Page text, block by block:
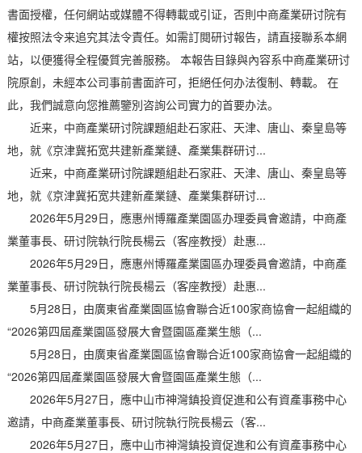
書面授權，任何網站或媒體不得轉載或引证，否則中商產業研讨院有
權按照法令来追究其法令責任。如需訂閱研讨報告，請直接聯系本網
站，以便獲得全程優質完善服務。 本報告目錄與內容系中商產業研讨
院原創，未經本公司事前書面許可，拒絕任何办法復制、轉載。 在
此，我們誠意向您推薦鑒別咨詢公司實力的首要办法。
近来，中商產業研讨院課題組赴石家莊、天津、唐山、秦皇島等
地，就《京津冀拓宽共建新產業鏈、產業集群研讨...
近来，中商產業研讨院課題組赴石家莊、天津、唐山、秦皇島等
地，就《京津冀拓宽共建新產業鏈、產業集群研讨...
2026年5月29日，應惠州博羅產業園區办理委員會邀請，中商產
業董事長、研讨院執行院長楊云（客座教授）赴惠...
2026年5月29日，應惠州博羅產業園區办理委員會邀請，中商產
業董事長、研讨院執行院長楊云（客座教授）赴惠...
5月28日，由廣東省產業園區協會聯合近100家商協會一起組織的
“2026第四屆產業園區發展大會暨園區產業生態（...
5月28日，由廣東省產業園區協會聯合近100家商協會一起組織的
“2026第四屆產業園區發展大會暨園區產業生態（...
2026年5月27日，應中山市神灣鎮投資促進和公有資產事務中心
邀請，中商產業董事長、研讨院執行院長楊云（客...
2026年5月27日，應中山市神灣鎮投資促進和公有資產事務中心